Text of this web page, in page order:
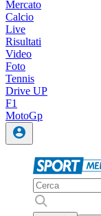
Mercato
Calcio
Live
Risultati
Video
Foto
Tennis
Drive UP
F1
MotoGp